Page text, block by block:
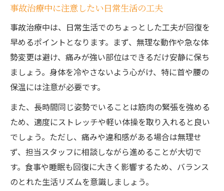
事故治療中に注意したい日常生活の工夫
事故治療中は、日常生活でのちょっとした工夫が回復を
早めるポイントとなります。まず、無理な動作や急な体
勢変更は避け、痛みが強い部位はできるだけ安静に保ち
ましょう。身体を冷やさないよう心がけ、特に首や腰の
保温には注意が必要です。
また、長時間同じ姿勢でいることは筋肉の緊張を強める
ため、適度にストレッチや軽い体操を取り入れると良い
でしょう。ただし、痛みや違和感がある場合は無理せ
ず、担当スタッフに相談しながら進めることが大切で
す。食事や睡眠も回復に大きく影響するため、バランス
のとれた生活リズムを意識しましょう。